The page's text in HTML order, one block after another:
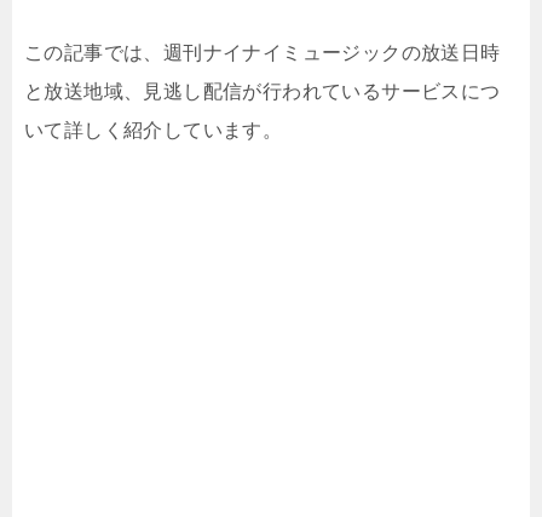
この記事では、週刊ナイナイミュージックの放送日時
と放送地域、見逃し配信が行われているサービスにつ
いて詳しく紹介しています。